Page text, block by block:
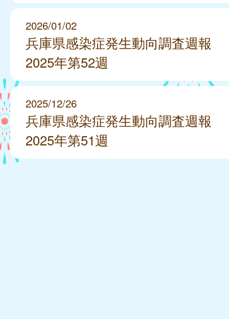
2026/01/02
兵庫県感染症発生動向調査週報
2025年第52週
2025/12/26
兵庫県感染症発生動向調査週報
2025年第51週